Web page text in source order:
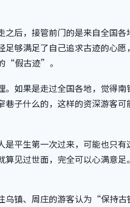
之后，接管前门的是来自全国各
足够满足了自己追求古迹的心愿
“假古迹”。
。如果是走过全国各地，觉得南
巷子什么的，这样的资深游客可
是平生第一次过来，可能也只有
算见过世面，完全可以心满意足
乌镇、周庄的游客认为“保持古